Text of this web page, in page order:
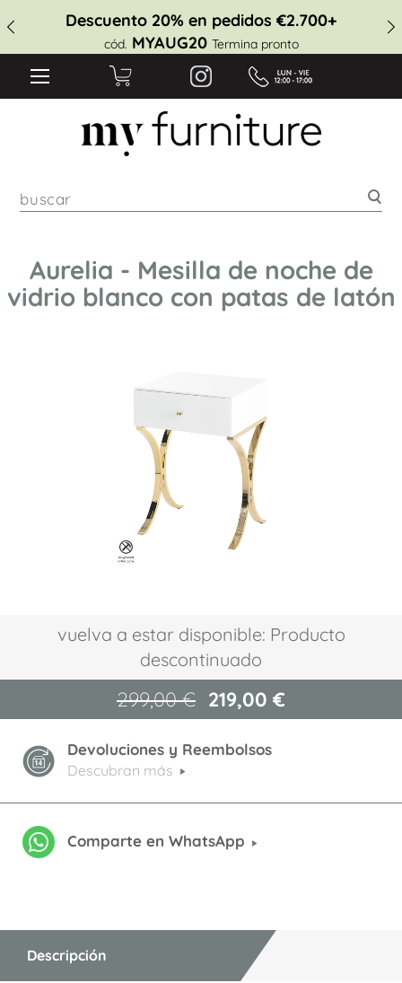
Descuento 20% en pedidos €2.700+
cód. MYAUG20 Termina pronto
Aurelia - Mesilla de noche de
vidrio blanco con patas de latón
vuelva a estar disponible: Producto
descontinuado
219,00 €
299,00 €
Devoluciones y Reembolsos
Descubran más
Comparte en WhatsApp
de
imágenes
Descripción